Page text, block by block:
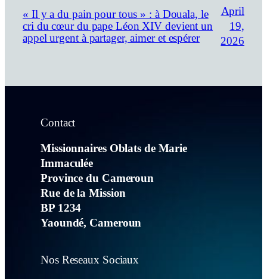
« Il y a du pain pour tous » : à Douala, le
cri du cœur du pape Léon XIV devient un
appel urgent à partager, aimer et espérer
April
19,
2026
Contact
Missionnaires Oblats de Marie
Immaculée
Province du Cameroun
Rue de la Mission
BP 1234
Yaoundé, Cameroun
Nos Reseaux Sociaux